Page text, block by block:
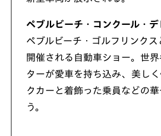
ペブルビーチ・コンクール・デ
ペブルビーチ・ゴルフリンク
開催される自動車ショー。世
ターが愛車を持ち込み、美し
クカーと着飾った乗員などの
う。